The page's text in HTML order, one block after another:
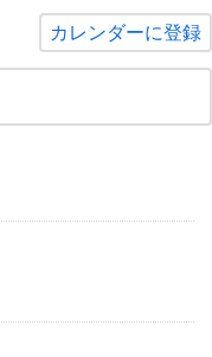
カレンダーに登録